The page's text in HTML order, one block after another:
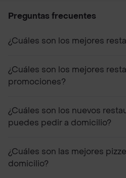
Preguntas frecuentes
¿Cuáles son los mejores
¿Cuáles son los mejores
promociones?
¿Cuáles son los nuevos
puedes pedir a domicilio?
¿Cuáles son las mejores
domicilio?